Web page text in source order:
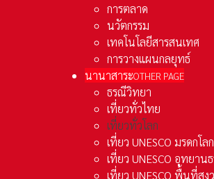
การตลาด
นวัตกรรม
เทคโนโลยีสารสนเทศ
การวางแผนกลยุทธ์
นานาสาระOTHER PAGE
ธรณีวิทยา
เที่ยวทั่วไทย
เที่ยวทั่วโลก
เที่ยว UNESCO มรดกโลก
เที่ยว UNESCO อุทยาน
เที่ยว UNESCO พื้นที่ส